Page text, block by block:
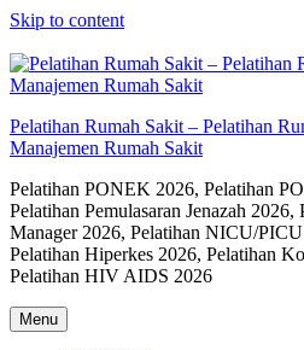
Skip to content
Pelatihan Rumah Sakit – Pelatihan
Manajemen Rumah Sakit
Pelatihan PONEK 2026, Pelatihan
Pelatihan Pemulasaran Jenazah
Manager 2026, Pelatihan NICU/
Pelatihan Hiperkes 2026, Pelatihan
Pelatihan HIV AIDS 2026
Menu